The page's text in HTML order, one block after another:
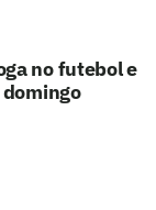
no futebol e